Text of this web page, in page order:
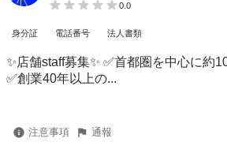
0.0
身分証 電話番号 法人書類
✨店舗staff募集✨ ✅首都圏を中心に約
✅創業40年以上の...
注意事項 通報